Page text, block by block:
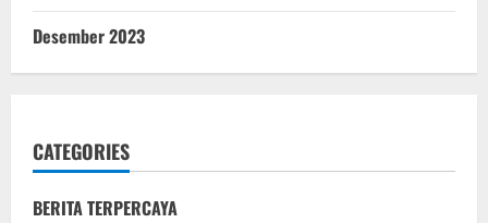
Desember 2023
CATEGORIES
BERITA TERPERCAYA